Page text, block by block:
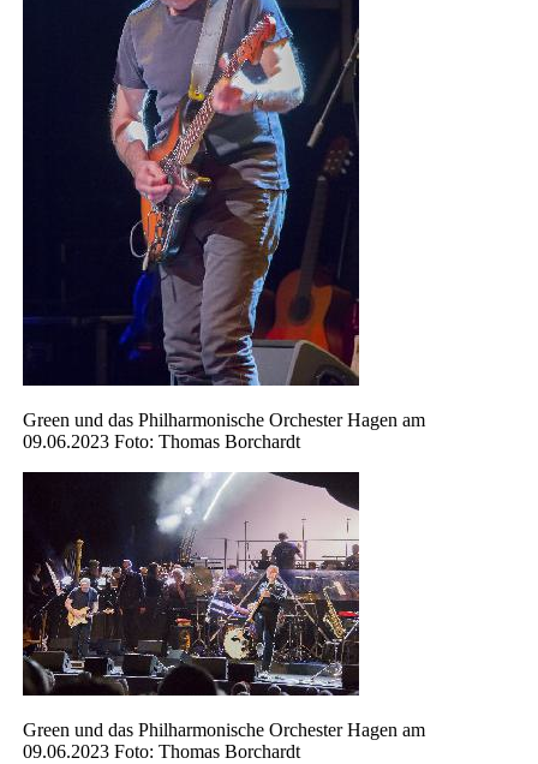
Green und das Philharmonische Orchester Hagen am
09.06.2023 Foto: Thomas Borchardt
Green und das Philharmonische Orchester Hagen am
09.06.2023 Foto: Thomas Borchardt